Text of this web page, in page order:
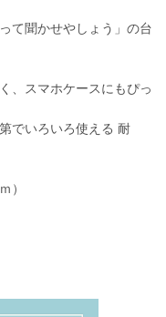
て聞かせやしょう」の台
、スマホケースにもぴっ
でいろいろ使える 耐
）